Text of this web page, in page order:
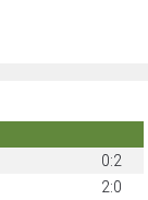
0:2
2:0